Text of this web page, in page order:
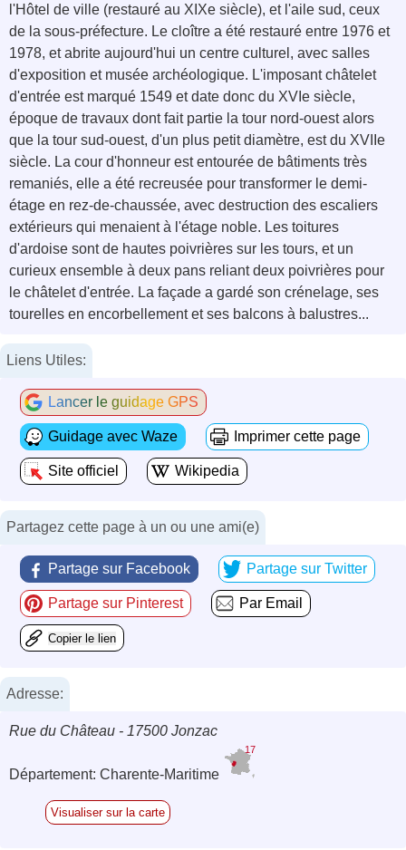
l'Hôtel de ville (restauré au XIXe siècle), et l'aile sud, ceux
de la sous-préfecture. Le cloître a été restauré entre 1976 et
1978, et abrite aujourd'hui un centre culturel, avec salles
d'exposition et musée archéologique. L'imposant châtelet
d'entrée est marqué 1549 et date donc du XVIe siècle,
époque de travaux dont fait partie la tour nord-ouest alors
que la tour sud-ouest, d'un plus petit diamètre, est du XVIIe
siècle. La cour d'honneur est entourée de bâtiments très
remaniés, elle a été recreusée pour transformer le demi-
étage en rez-de-chaussée, avec destruction des escaliers
extérieurs qui menaient à l'étage noble. Les toitures
d'ardoise sont de hautes poivrières sur les tours, et un
curieux ensemble à deux pans reliant deux poivrières pour
le châtelet d'entrée. La façade a gardé son crénelage, ses
tourelles en encorbellement et ses balcons à balustres...
Liens Utiles:
Lancer le guidage GPS
Guidage avec Waze Imprimer cette page
Site officiel Wikipedia
Partagez cette page à un ou une ami(e)
Partage sur Facebook Partage sur Twitter
Partage sur Pinterest Par Email
Copier le lien
Adresse:
Rue du Château - 17500 Jonzac
Département: Charente-Maritime
17
Visualiser sur la carte